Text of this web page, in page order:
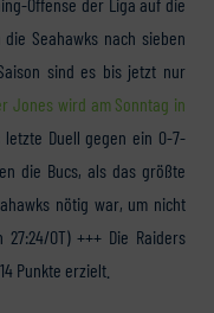
Seahawks nach sieben
sind es bis jetzt nur
Jones wird am Sonntag in
letzte Duell gegen ein 0-7-
die Bucs, als das größte
nötig war, um nicht
OT) +++ Die Raiders
Punkte erzielt.